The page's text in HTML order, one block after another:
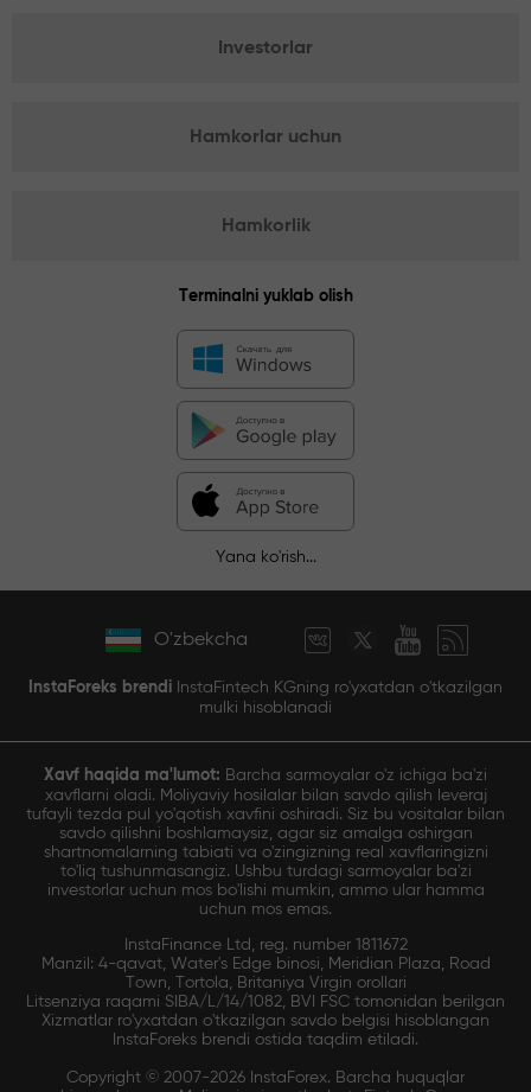
Investorlar
Hamkorlar uchun
Hamkorlik
Terminalni yuklab olish
Yana ko'rish...
O'zbekcha
InstaForeks brendi InstaFintech KGning ro'yxatdan o'tkazilgan
mulki hisoblanadi
Xavf haqida ma'lumot: Barcha sarmoyalar o'z ichiga ba'zi
xavflarni oladi. Moliyaviy hosilalar bilan savdo qilish leveraj
tufayli tezda pul yo'qotish xavfini oshiradi. Siz bu vositalar bilan
savdo qilishni boshlamaysiz, agar siz amalga oshirgan
shartnomalarning tabiati va o'zingizning real xavflaringizni
to'liq tushunmasangiz. Ushbu turdagi sarmoyalar ba'zi
investorlar uchun mos bo'lishi mumkin, ammo ular hamma
uchun mos emas.
InstaFinance Ltd, reg. number 1811672
Manzil: 4-qavat, Water's Edge binosi, Meridian Plaza, Road
Town, Tortola, Britaniya Virgin orollari
Litsenziya raqami SIBA/L/14/1082, BVI FSC tomonidan berilgan
Xizmatlar ro'yxatdan o'tkazilgan savdo belgisi hisoblangan
InstaForeks brendi ostida taqdim etiladi.
Copyright © 2007-2026 InstaForex. Barcha huquqlar